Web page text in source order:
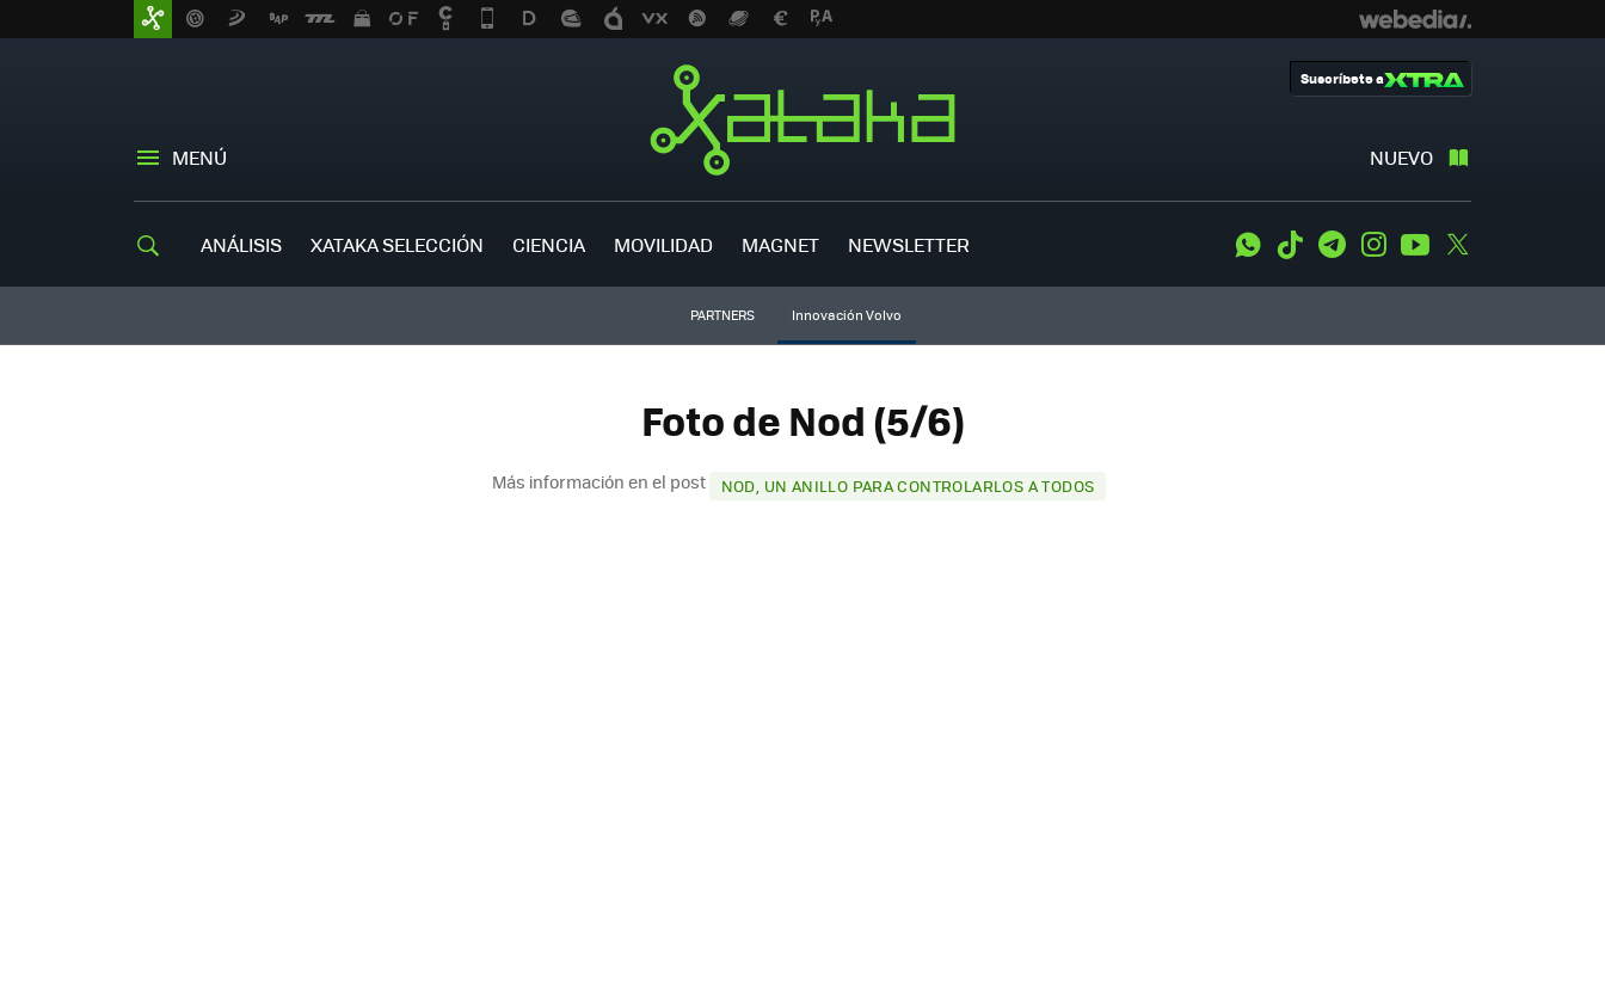
MENÚ NUEVO
Suscríbete a
ANÁLISIS XATAKA SELECCIÓN CIENCIA MOVILIDAD MAGNET NEWSLETTER WhatsApp
Tiktok TelegramInstagramYoutube
PARTNERS Innovación Volvo
Foto de Nod (5/6)
Más información en el post NOD, UN ANILLO PARA CONTROLARLOS A TODOS